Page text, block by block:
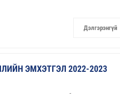
Дэлгэрэнгүй
ЭМХЭТГЭЛ 2022-2023